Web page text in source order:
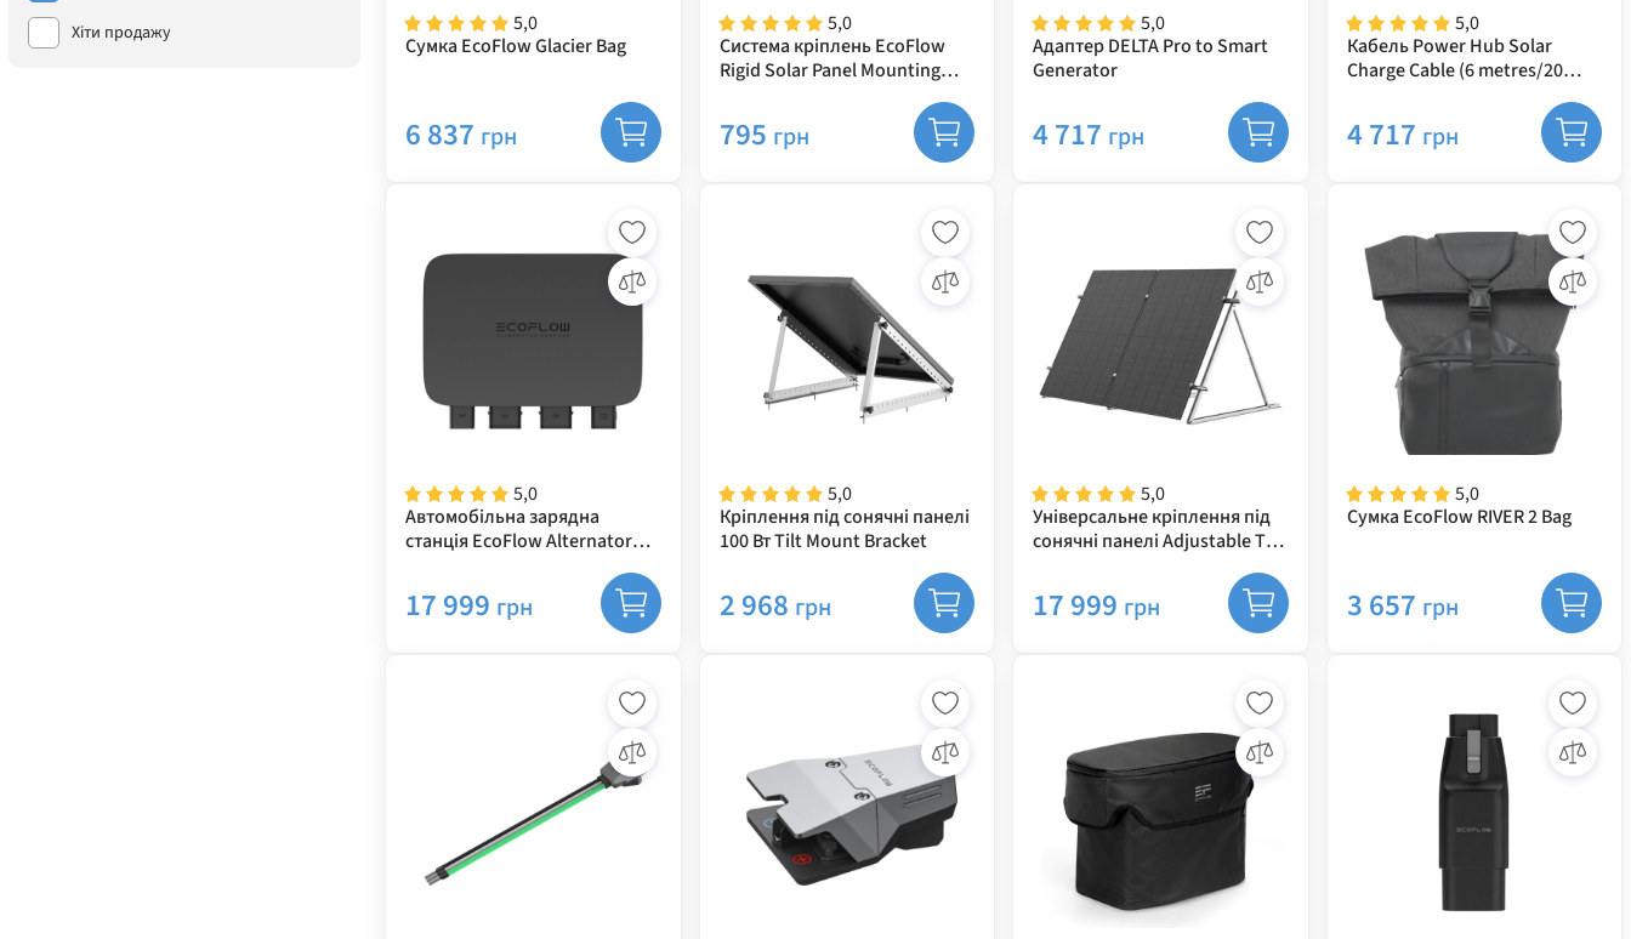
Хіти продажу
5,0
Сумка EcoFlow Glacier Bag
6 837 грн
5,0
Система кріплень EcoFlow
Rigid Solar Panel Mounting
795 грн
5,0
Адаптер DELTA Pro to Smart
Generator
4 717 грн
5,0
Кабель Power Hub Solar
Charge Cable (6 metres/20
4 717 грн
5,0
Автомобільна зарядна
станція EcoFlow Alternator
17 999 грн
5,0
Кріплення під сонячні панелі
100 Вт Tilt Mount Bracket
2 968 грн
5,0
Універсальне кріплення під
сонячні панелі Adjustable Tilt
17 999 грн
5,0
Сумка EcoFlow RIVER 2 Bag
3 657 грн